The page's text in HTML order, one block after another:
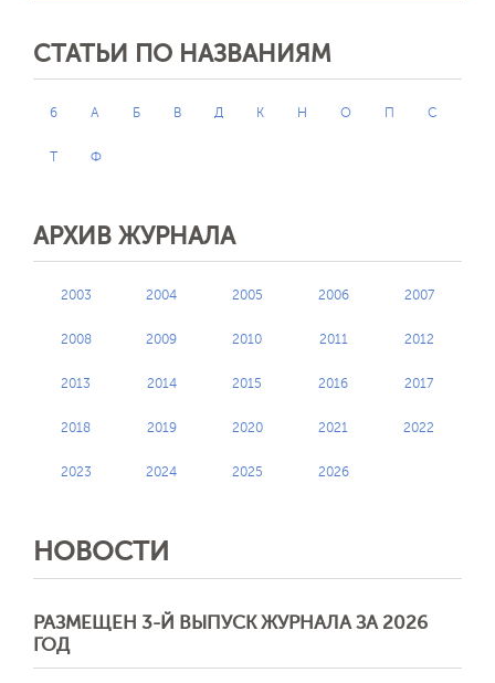
СТАТЬИ ПО НАЗВАНИЯМ
6 А Б В Д К Н О П С
Т Ф
АРХИВ ЖУРНАЛА
2003 2004 2005 2006 2007
2008 2009 2010 2011 2012
2013 2014 2015 2016 2017
2018 2019 2020 2021 2022
2023 2024 2025 2026
НОВОСТИ
РАЗМЕЩЕН 3-Й ВЫПУСК ЖУРНАЛА ЗА 2026
ГОД